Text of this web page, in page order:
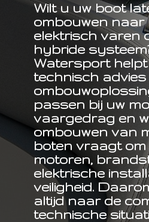
Wilt u uw boot
ombouwen naar
elektrisch varen
hybride
Watersport
technisch advies
passen bij uw
vaargedrag en
ombouwen van
boten vraagt om
motoren,
elektrische
veiligheid.
altijd naar de
technische